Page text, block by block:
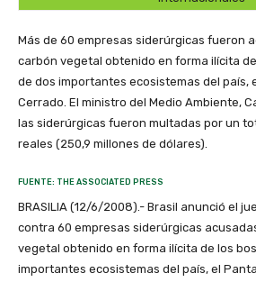
Más de 60 empresas siderúrgicas fueron
carbón vegetal obtenido en forma ilícita
de dos importantes ecosistemas del país,
Cerrado. El ministro del Medio Ambiente,
las siderúrgicas fueron multadas por un
reales (250,9 millones de dólares).
FUENTE: THE ASSOCIATED PRESS
BRASILIA (12/6/2008).- Brasil anunció el
contra 60 empresas siderúrgicas
vegetal obtenido en forma ilícita de los
importantes ecosistemas del país, el